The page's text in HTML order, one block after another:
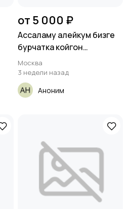
от 5 000 ₽
Ассаламу алейкум бизге
бурчатка койгон
бригадалар
Москва
3 недели назад
Аноним